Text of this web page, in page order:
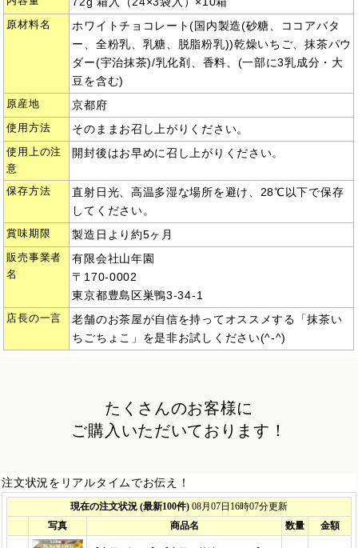
原材料名
ホワイトチョコレート(国内製造(砂糖、ココアバタ
ー、全粉乳、乳糖、脱脂粉乳))乾燥いちご、抹茶パウ
ダー(宇治抹茶)/乳化剤、香料、(一部に3乳成分・大
豆を含む)
原産地 京都府
使用方法 そのままお召し上がりください。
使用上の注
意
開封後はお早めに召し上がりください。
保存方法
直射日光、高温多湿な場所を避け、28℃以下で保存
してください。
賞味期限 製造日より約5ヶ月
販売事業者
名
有限会社山年園
〒170-0002
東京都豊島区巣鴨3-34-1
店長の一言
老舗のお茶屋が自信を持ってオススメする「抹茶い
ちごちょこ」を是非お試しください(^-^)
たくさんのお客様に
ご購入いただいております！
注文状況をリアルタイムでお伝え！